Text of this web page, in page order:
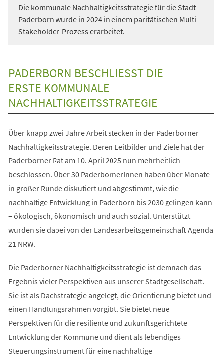
Die kommunale Nachhaltigkeitsstrategie für die Stadt
Paderborn wurde in 2024 in einem paritätischen Multi-
Stakeholder-Prozess erarbeitet.
PADERBORN BESCHLIESST DIE E
RSTE KOMMUNALE N
ACHHALTIGKEITSSTRATEGIE
Über knapp zwei Jahre Arbeit stecken in der Paderborner
Nachhaltigkeitsstrategie. Deren Leitbilder und Ziele hat der
Paderborner Rat am 10. April 2025 nun mehrheitlich
beschlossen. Über 30 PaderbornerInnen haben über Monate
in großer Runde diskutiert und abgestimmt, wie die
nachhaltige Entwicklung in Paderborn bis 2030 gelingen kann
– ökologisch, ökonomisch und auch sozial. Unterstützt
wurden sie dabei von der Landesarbeitsgemeinschaft Agenda
21 NRW.
Die Paderborner Nachhaltigkeitsstrategie ist demnach das
Ergebnis vieler Perspektiven aus unserer Stadtgesellschaft.
Sie ist als Dachstrategie angelegt, die Orientierung bietet und
einen Handlungsrahmen vorgibt. Sie bietet neue
Perspektiven für die resiliente und zukunftsgerichtete
Entwicklung der Kommune und dient als lebendiges
Steuerungsinstrument für eine nachhaltige